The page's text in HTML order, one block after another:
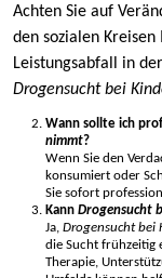
Achten Sie auf
den sozialen
Leistungsabfall in
Drogensucht bei
Wann sollte ich
nimmt?
Wenn Sie den
konsumiert oder
Sie sofort
Kann Drogensucht
Ja, Drogensucht bei
die Sucht frühzeitig
Therapie,